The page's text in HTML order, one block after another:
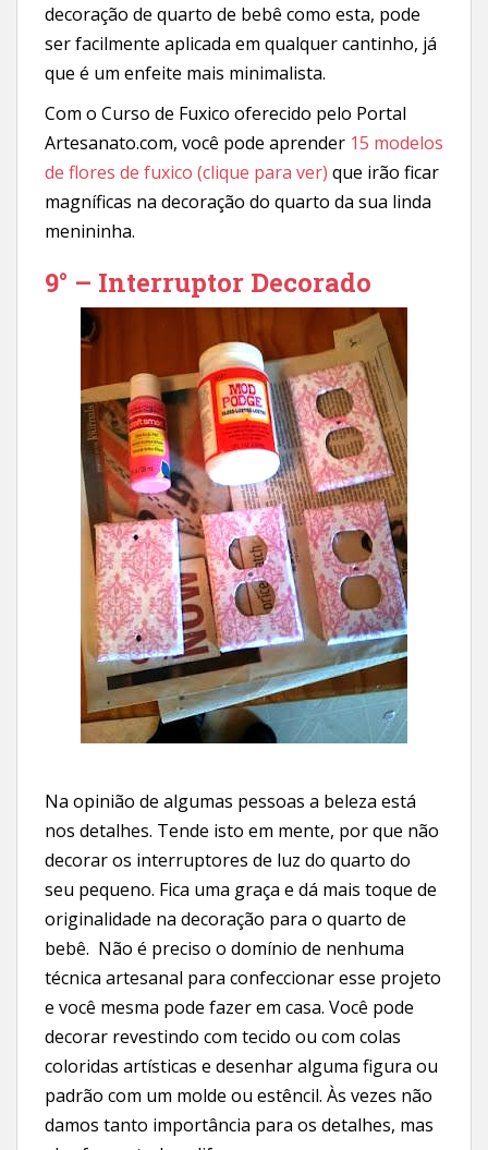
decoração de quarto de bebê como esta, pode
ser facilmente aplicada em qualquer cantinho, já
que é um enfeite mais minimalista.
Com o Curso de Fuxico oferecido pelo Portal
Artesanato.com, você pode aprender 15 modelos
de flores de fuxico (clique para ver) que irão ficar
magníficas na decoração do quarto da sua linda
menininha.
9° – Interruptor Decorado
Na opinião de algumas pessoas a beleza está
nos detalhes. Tende isto em mente, por que não
decorar os interruptores de luz do quarto do
seu pequeno. Fica uma graça e dá mais toque de
originalidade na decoração para o quarto de
bebê. Não é preciso o domínio de nenhuma
técnica artesanal para confeccionar esse projeto
e você mesma pode fazer em casa. Você pode
decorar revestindo com tecido ou com colas
coloridas artísticas e desenhar alguma figura ou
padrão com um molde ou estêncil. Às vezes não
damos tanto importância para os detalhes, mas